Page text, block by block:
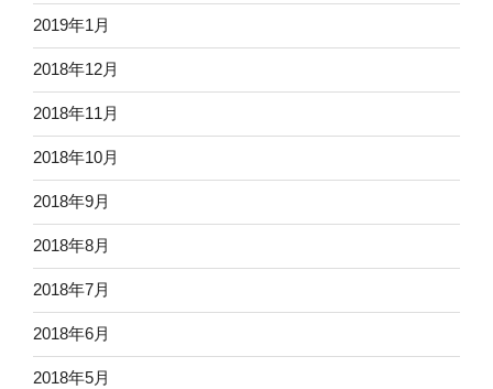
2019年1月
2018年12月
2018年11月
2018年10月
2018年9月
2018年8月
2018年7月
2018年6月
2018年5月